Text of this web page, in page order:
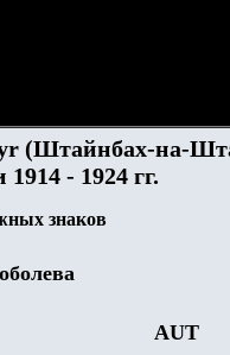
(Штайнбах-на-
- 1924 гг.
знаков
AUT